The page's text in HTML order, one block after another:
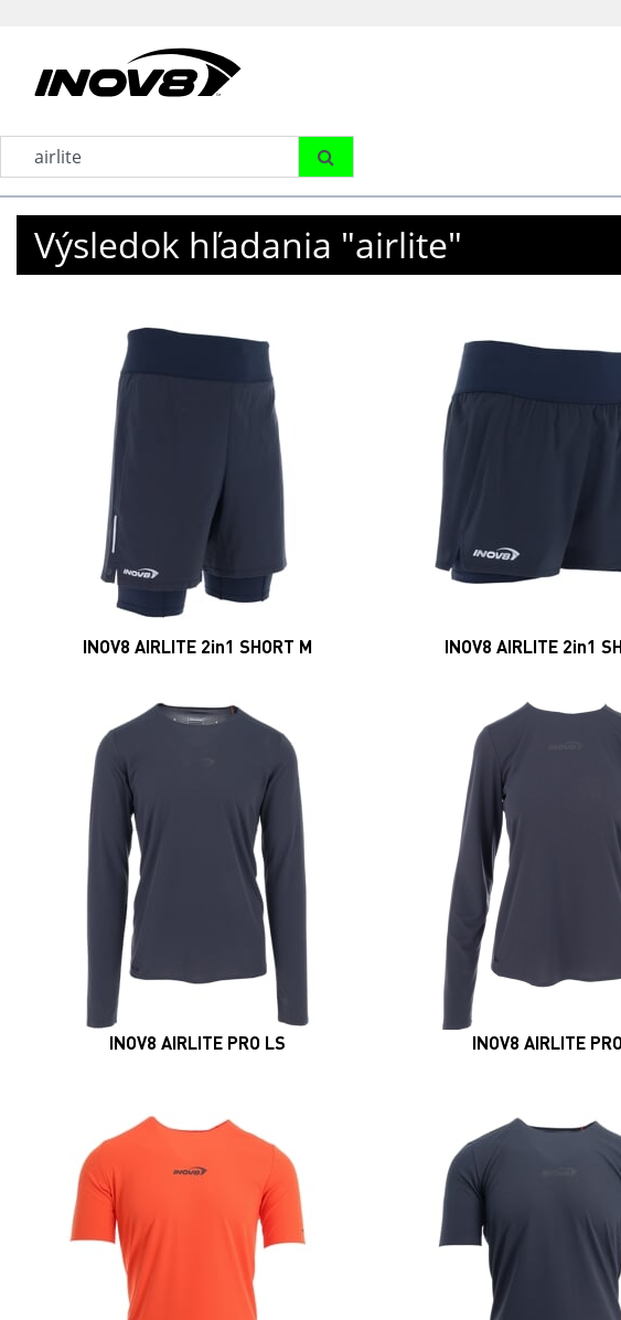
Výsledok hľadania "airlite"
INOV8 AIRLITE 2in1 SHORT M INOV8 AIRLITE 2in1
INOV8 AIRLITE PRO LS INOV8 AIRLITE